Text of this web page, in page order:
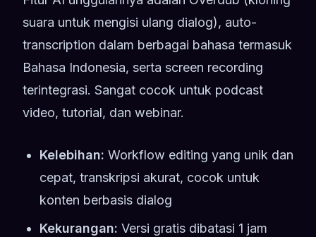
suara untuk mengisi ulang dialog), auto-
transcription dalam berbagai bahasa termasuk
Bahasa Indonesia, serta screen recording
terintegrasi. Sangat cocok untuk podcast
video, tutorial, dan webinar.
Kelebihan: Workflow editing yang unik dan
cepat, transkripsi akurat, cocok untuk
konten berbasis dialog
Kekurangan: Versi gratis dibatasi 1 jam